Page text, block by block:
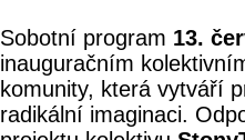
Sobotní program 13.
inauguračním
komunity, která vytváří
radikální imaginaci.